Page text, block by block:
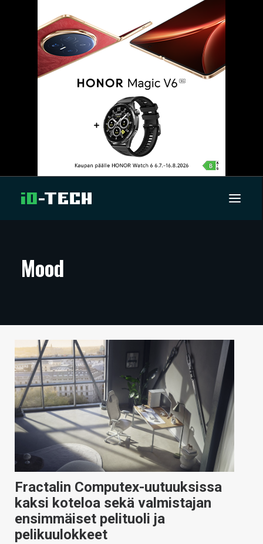
ARTIKKELIT
TECHBBS
TIETOA
HINTA.FI
KAUPPA
VAIHDA TEEMA
HAKU
Mood
Fractalin Computex-uutuuksissa
kaksi koteloa sekä valmistajan
ensimmäiset pelituoli ja
pelikuulokkeet